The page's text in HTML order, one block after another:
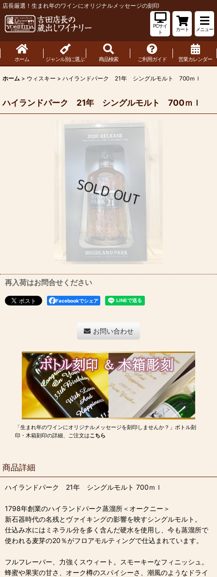
店長厳選！生まれ年のワインにオリジナルメッセージの刻印
PCサイ
ト
カート メニュー
ホーム ジャンル別に選ぶ 商品検索 ご利用ガイド 営業カレンダー
ホーム > ウィスキー > ハイランドパーク 21年 シングルモルト 700ｍｌ
ハイランドパーク 21年 シングルモルト 700ｍｌ
再入荷はお問合せください
Facebookでシェア
お問い合わせ
「生まれ年のワインにオリジナルメッセージを刻印しませんか？」ボトル刻
印・木箱刻印の詳細、ご注文はこちら
商品詳細
ハイランドパーク 21年 シングルモルト 700ｍｌ
1798年創業のハイランドパーク蒸溜所＜オークニー＞
新石器時代の名残とヴァイキングの影響を映すシングルモルト。
仕込み水にはミネラル分を多く含んだ硬水を使用し、今も蒸溜所で
使われる麦芽の20％がフロアモルティングで仕込まれています。
フルフレーバー、力強くスウィート。スモーキーなフィニッシュ。
蜂蜜や果実の甘さ、オーク樽のスパイシーさ、潮風のようなドライ